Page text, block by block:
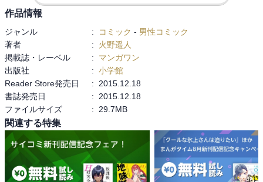
一気に読み終えました。
酒を飲みながら楽しむと倍楽しめるマンガ……というより、どうし
ようもなく酒が飲みたくなる酒テロマンガです。桐山直さんの気持
ちよい飲みっぷり、そして潔い家でのグダリっぷりが最高です。
作品情報
ジャンル : コミック - 男性コミック
著者
:
火野遥人
掲載誌・レーベル
:
マンガワン
出版社
: 小学館
Reader Store発売日
:
2015.12.18
書誌発売日
:
2015.12.18
ファイルサイズ
: 29.7MB
関連する特集